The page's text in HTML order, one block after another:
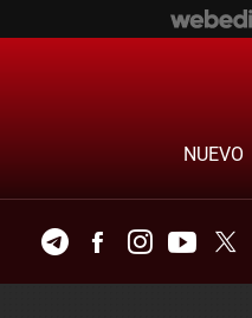
NUEVO
TelegramFacebookInstagram